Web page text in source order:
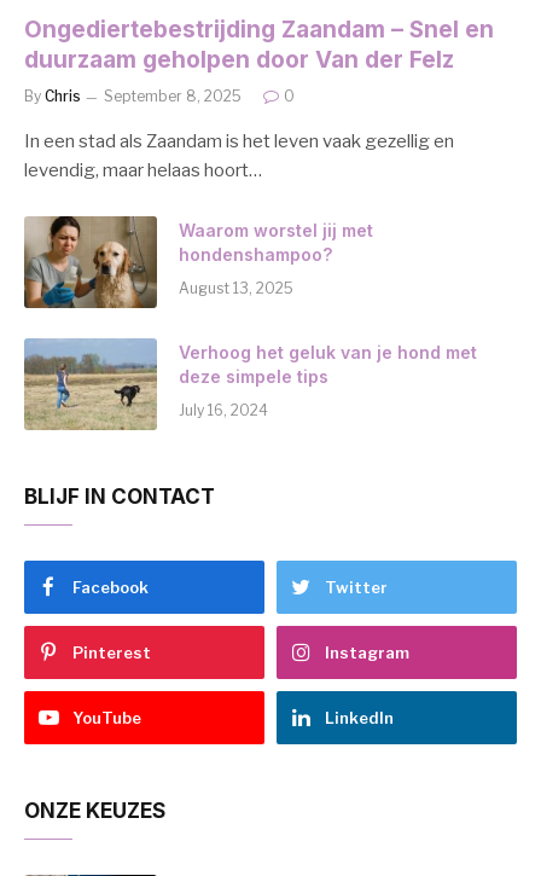
Ongediertebestrijding Zaandam – Snel en
duurzaam geholpen door Van der Felz
By Chris September 8, 2025 0
In een stad als Zaandam is het leven vaak gezellig en
levendig, maar helaas hoort…
Waarom worstel jij met
hondenshampoo?
August 13, 2025
Verhoog het geluk van je hond met
deze simpele tips
July 16, 2024
BLIJF IN CONTACT
Facebook Twitter
Pinterest Instagram
YouTube LinkedIn
ONZE KEUZES